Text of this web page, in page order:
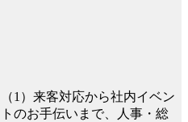
（1）来客対応から社内イベン
トのお手伝いまで、人事・総